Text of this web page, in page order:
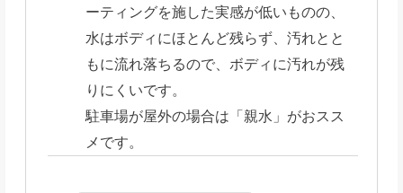
ーティングを施した実感が低いものの、
水はボディにほとんど残らず、汚れとと
もに流れ落ちるので、ボディに汚れが残
りにくいです。
駐車場が屋外の場合は「親水」がおスス
メです。